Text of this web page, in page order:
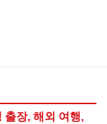
출장, 해외 여행,